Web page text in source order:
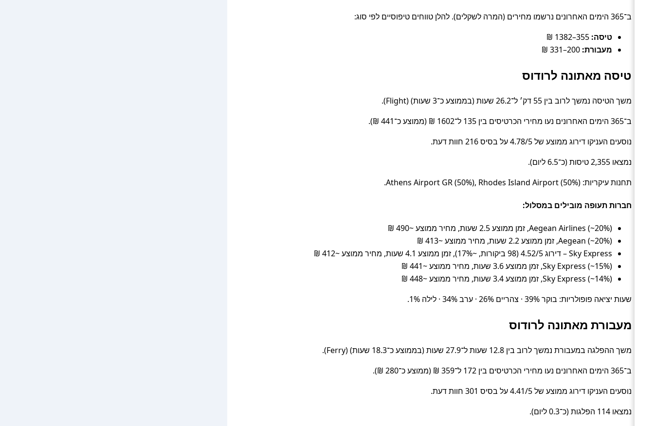
ב־365 הימים האחרונים נרשמו מחירים (המרה לשקלים). להלן טווחים טיפוסיים לפי סוג:
טיסה:
מעבורת:
טיסה מאתונה לרודוס
משך הטיסה נמשך לרוב בין 55 דק׳ ל־26.2 שעות (בממוצע כ־3 שעות) (Flight).
ב־365 הימים האחרונים נעו מחירי הכרטיסים בין 135 ל־1602 ₪ (ממוצע כ־441 ₪).
נוסעים העניקו דירוג ממוצע של 4.78/5 על בסיס 216 חוות דעת.
נמצאו 2,355 טיסות (כ־6.5 ליום).
תחנות עיקריות: Athens Airport GR (50%), Rhodes Island Airport (50%).
חברות תעופה מובילים במסלול:
Aegean Airlines (~20%), זמן ממוצע 2.5 שעות, מחיר ממוצע ~490 ₪
Aegean (~20%), זמן ממוצע 2.2 שעות, מחיר ממוצע ~413 ₪
Sky Express – דירוג 4.52/5 (98 ביקורות, ~17%), זמן ממוצע 4.1 שעות, מחיר ממוצע ~412 ₪
Sky Express (~15%), זמן ממוצע 3.6 שעות, מחיר ממוצע ~441 ₪
Sky Express (~14%), זמן ממוצע 3.4 שעות, מחיר ממוצע ~448 ₪
שעות יציאה פופולריות: בוקר 39% · צהריים 26% · ערב 34% · לילה 1%.
מעבורת מאתונה לרודוס
משך ההפלגה במעבורת נמשך לרוב בין 12.8 שעות ל־27.9 שעות (בממוצע כ־18.3 שעות) (Ferry).
ב־365 הימים האחרונים נעו מחירי הכרטיסים בין 172 ל־359 ₪ (ממוצע כ־280 ₪).
נוסעים העניקו דירוג ממוצע של 4.41/5 על בסיס 301 חוות דעת.
נמצאו 114 הפלגות (כ־0.3 ליום).